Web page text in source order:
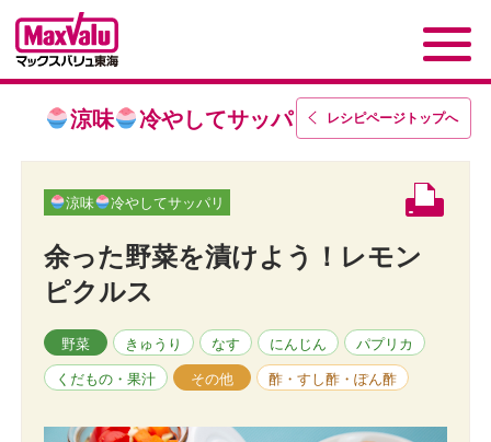
レシピページトップへ
涼味 冷やしてサッパリ
涼味 冷やしてサッパリ
余った野菜を漬けよう！レモン
ピクルス
野菜 きゅうり なす にんじん パプリカ
くだもの・果汁 その他 酢・すし酢・ぽん酢